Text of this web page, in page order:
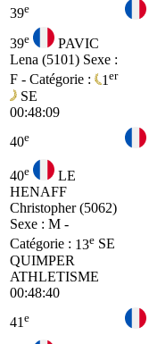
39e
39e
PAVIC
Lena (5101) Sexe :
F - Catégorie :
1 er
SE
00:48:09
40e
40e
LE
HENAFF
Christopher (5062)
Sexe : M -
Catégorie : 13e SE
QUIMPER
ATHLETISME
00:48:40
41 e